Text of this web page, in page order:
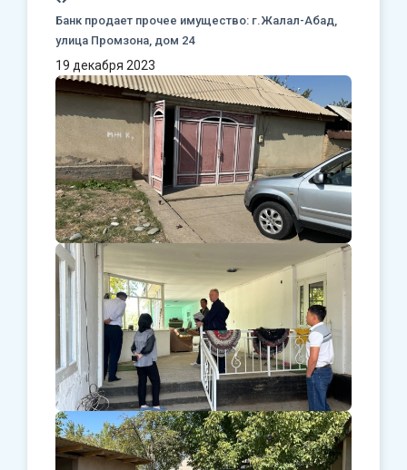
Банк продает прочее имущество: г.Жалал-Абад,
улица Промзона, дом 24
19 декабря 2023